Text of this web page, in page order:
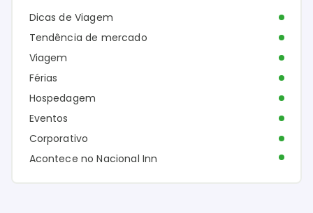
Dicas de Viagem
Tendência de mercado
Viagem
Férias
Hospedagem
Eventos
Corporativo
Acontece no Nacional Inn